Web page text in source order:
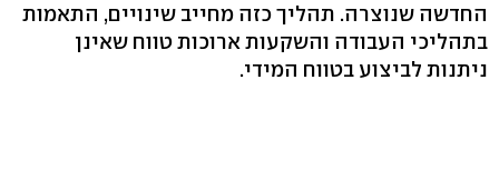
החדשה שנוצרה. תהליך כזה מחייב שינויים, התאמות
בתהליכי העבודה והשקעות ארוכות טווח שאינן
ניתנות לביצוע בטווח המידי.